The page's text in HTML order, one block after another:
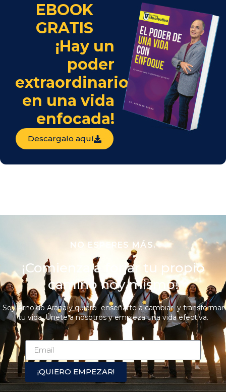
EBOOK
GRATIS
¡Hay un
poder
extraordinario
en una vida
enfocada!
Descargalo aquí
NO ESPERES MÁS.
¡Comienza a forjar tu propio
camino hoy mismo!
Soy Arnoldo Arana y quiero enseñarte a cambiar y transformar
tu vida. Únete a nosotros y empieza una vida efectiva.
¡QUIERO EMPEZAR!